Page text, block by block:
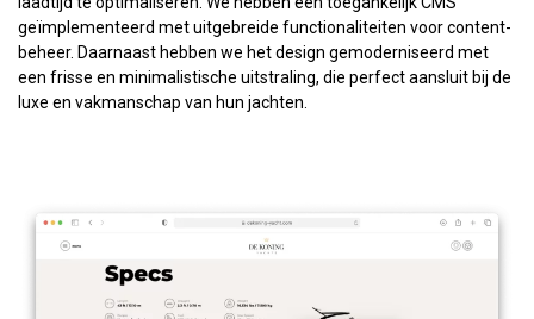
geïmplementeerd met uitgebreide functionaliteiten voor content-
beheer. Daarnaast hebben we het design gemoderniseerd met
een frisse en minimalistische uitstraling, die perfect aansluit bij de
luxe en vakmanschap van hun jachten.